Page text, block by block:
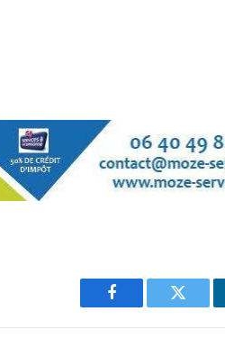
Facebook Twitter